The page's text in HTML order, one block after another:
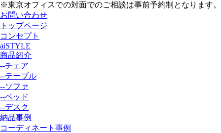
※東京オフィスでの対面でのご相談は事前予約制となります。
お問い合わせ
トップページ
コンセプト
aiSTYLE
商品紹介
--チェア
--テーブル
--ソファ
--ベッド
--デスク
納品事例
コーディネート事例